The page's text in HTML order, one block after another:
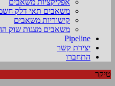
משאבים תאי דלק
קישוריות משאבים
משאבים מצגות שוק
Pipeline
יצירת קשר
התחברו
טיקר